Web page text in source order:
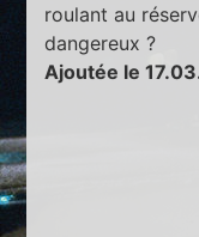
roulant au
dangereux ?
Ajoutée le